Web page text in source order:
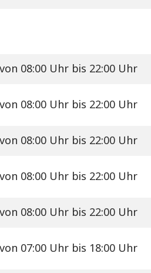
von 08:00 Uhr bis 22:00 Uhr
von 08:00 Uhr bis 22:00 Uhr
von 08:00 Uhr bis 22:00 Uhr
von 08:00 Uhr bis 22:00 Uhr
von 08:00 Uhr bis 22:00 Uhr
von 07:00 Uhr bis 18:00 Uhr